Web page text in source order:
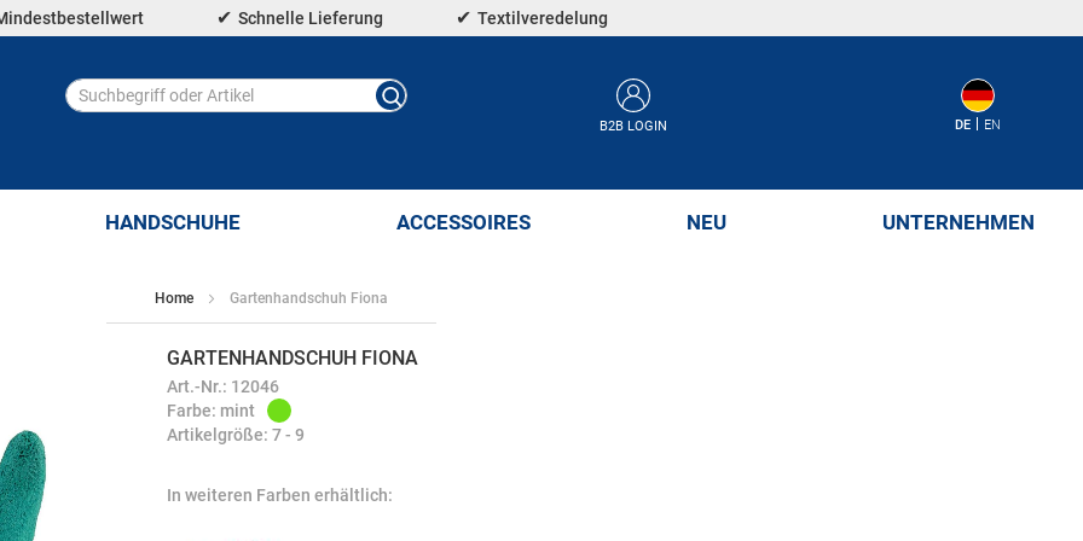
Schnelle Lieferung Textilveredelung
B2B LOGIN DE EN
HANDSCHUHE ACCESSOIRES NEU UNTERNEHMEN
Home Gartenhandschuh Fiona
GARTENHANDSCHUH FIONA
Art.-Nr.: 12046
Farbe: mint
Artikelgröße: 7 - 9
In weiteren Farben erhältlich: